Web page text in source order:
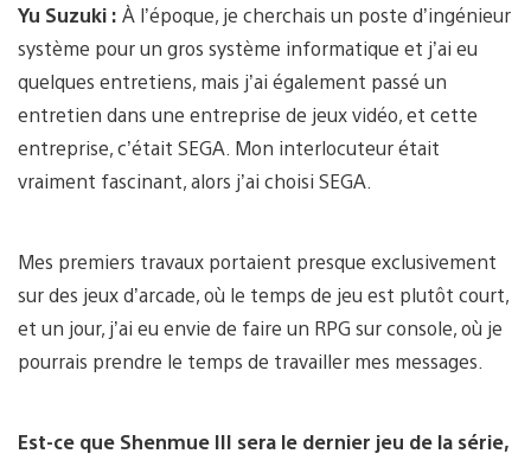
Yu Suzuki : À l’époque, je cherchais un poste d’ingénieur
système pour un gros système informatique et j’ai eu
quelques entretiens, mais j’ai également passé un
entretien dans une entreprise de jeux vidéo, et cette
entreprise, c’était SEGA. Mon interlocuteur était
vraiment fascinant, alors j’ai choisi SEGA.
Mes premiers travaux portaient presque exclusivement
sur des jeux d’arcade, où le temps de jeu est plutôt court,
et un jour, j’ai eu envie de faire un RPG sur console, où je
pourrais prendre le temps de travailler mes messages.
Est-ce que Shenmue III sera le dernier jeu de la série,